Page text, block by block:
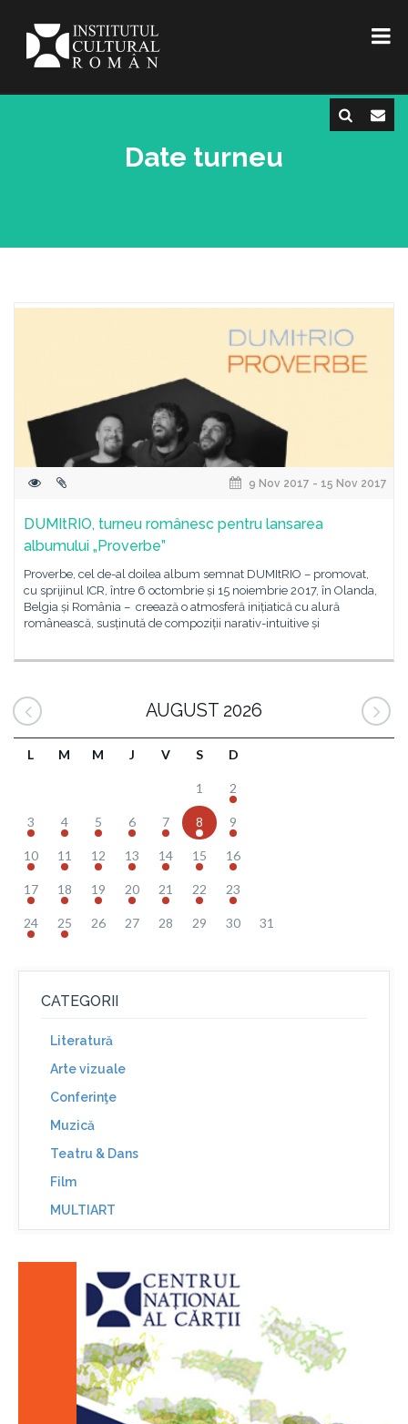
Date turneu
9 Nov 2017 - 15 Nov 2017
DUMItRIO, turneu românesc pentru lansarea
albumului „Proverbe”
Proverbe, cel de-al doilea album semnat DUMItRIO – promovat,
cu sprijinul ICR, între 6 octombrie și 15 noiembrie 2017, în Olanda,
Belgia și România – creează o atmosferă inițiatică cu alură
românească, susținută de compoziții narativ-intuitive și
AUGUST 2026
L M M J V S D
1 2
3 4 5 6 7 8 9
10 11 12 13 14 15 16
17 18 19 20 21 22 23
24 25 26 27 28 29 30 31
CATEGORII
Literatură
Arte vizuale
Conferinţe
Muzică
Teatru & Dans
Film
MULTIART